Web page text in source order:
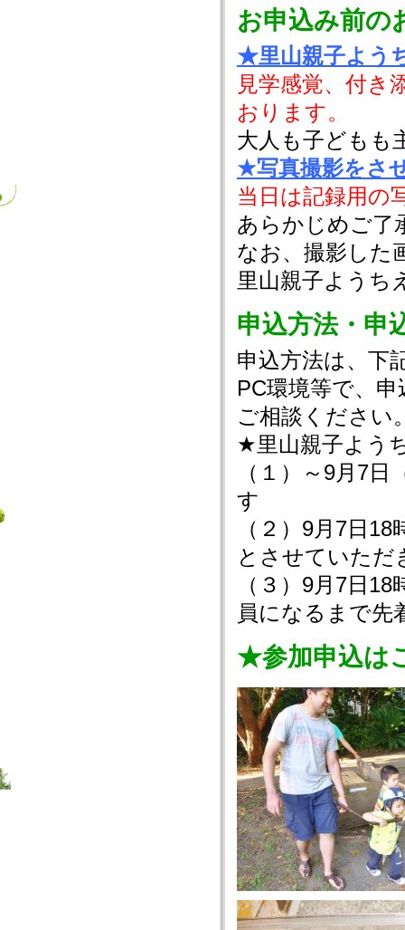
お申込み前の
★里山親子よう
見学感覚、付き
おります。
大人も子どもも
★写真撮影をさ
当日は記録用の
あらかじめご了
なお、撮影した
里山親子ようち
申込方法・申
申込方法は、下
PC環境等で、
ご相談ください
★里山親子よう
（１）～9月7
す
（２）9月7日
とさせていただ
（３）9月7日
員になるまで先
★参加申込は